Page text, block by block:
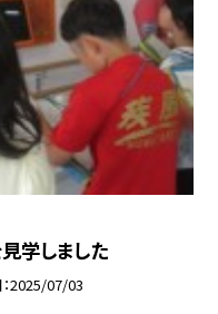
学しました
2025/07/03